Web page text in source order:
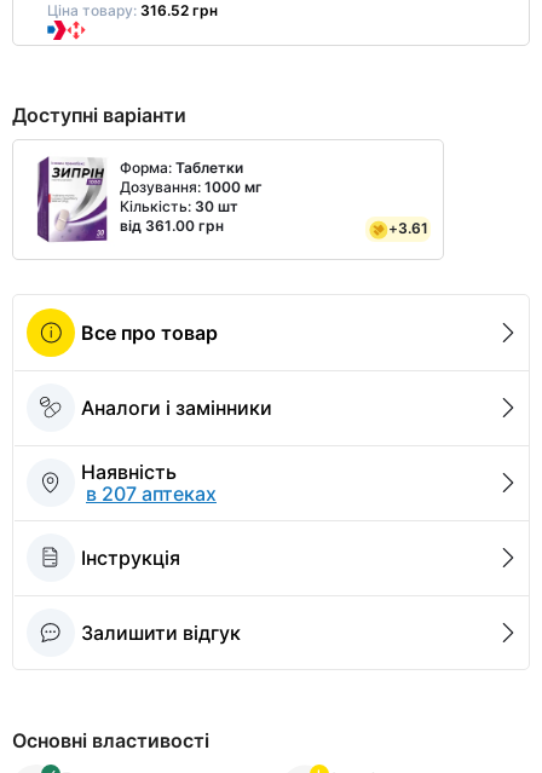
Ціна товару: 316.52 грн
Доступні варіанти
Форма: Таблетки
Дозування: 1000 мг
Кількість: 30 шт
від 361.00 грн
+3.61
Все про товар
Аналоги і замінники
Наявність
в 207 аптеках
Інструкція
Залишити відгук
Основні властивості